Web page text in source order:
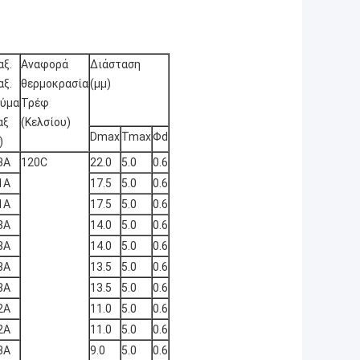
Αναφορά
θερμοκρασία
Τρέφ
(Κελσίου)
Διάσταση
(μμ)
DmaxTmaxΦd
120C 22.0 5.0
0.6
17.5 5.0
0.6
17.5 5.0
0.6
14.0 5.0
0.6
14.0 5.0
0.6
13.5 5.0
0.6
13.5 5.0
0.6
11.0 5.0
0.6
11.0 5.0
0.6
9.0 5.0
0.6